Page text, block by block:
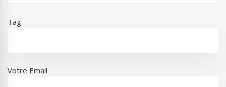
Tag
Votre Email